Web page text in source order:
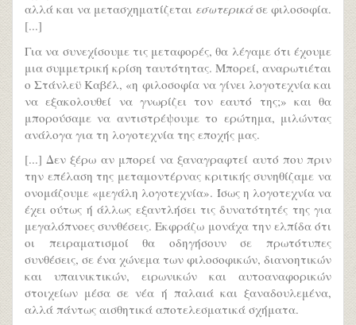
αλλά και να μετασχηματίζεται εσωτερικάσε φιλοσοφία.
[...]
Για να συνεχίσουμε τις μεταφορές, θα λέγαμε ότι έχουμε
μια συμμετρική κρίση ταυτότητας. Μπορεί, αναρωτιέται
ο Στάνλεϋ Καβέλ, «η φιλοσοφία να γίνει λογοτεχνία και
να εξακολουθεί να γνωρίζει τον εαυτό της;» και θα
μπορούσαμε να αντιστρέψουμε το ερώτημα, μιλώντας
ανάλογα για τη λογοτεχνία της εποχής μας.
[...] Δεν ξέρω αν μπορεί να ξαναγραφτεί αυτό που πριν
την επέλαση της μεταμοντέρνας κριτικής συνηθίζαμε να
ονομάζουμε «μεγάλη λογοτεχνία». Ίσως η λογοτεχνία να
έχει ούτως ή άλλως εξαντλήσει τις δυνατότητές της για
μεγαλόπνοες συνθέσεις. Εκφράζω μονάχα την ελπίδα ότι
οι πειραματισμοί θα οδηγήσουν σε πρωτότυπες
συνθέσεις, σε ένα χώνεμα των φιλοσοφικών, διανοητικών
και υπαινικτικών, ειρωνικών και αυτοαναφο­ρικών
στοιχείων μέσα σε νέα ή παλαιά και ξαναδου­λε­μένα,
αλλά πάντως αισθητικά αποτελεσματικά σχήμα­τα.